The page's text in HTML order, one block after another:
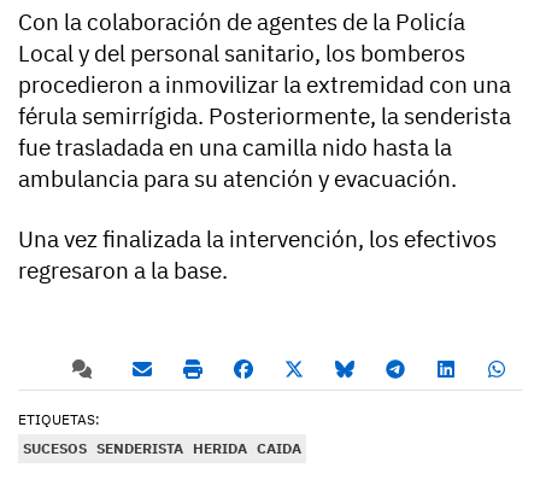
Con la colaboración de agentes de la Policía
Local y del personal sanitario, los bomberos
procedieron a inmovilizar la extremidad con una
férula semirrígida. Posteriormente, la senderista
fue trasladada en una camilla nido hasta la
ambulancia para su atención y evacuación.
Una vez finalizada la intervención, los efectivos
regresaron a la base.
ETIQUETAS:
SUCESOS SENDERISTA HERIDA CAIDA